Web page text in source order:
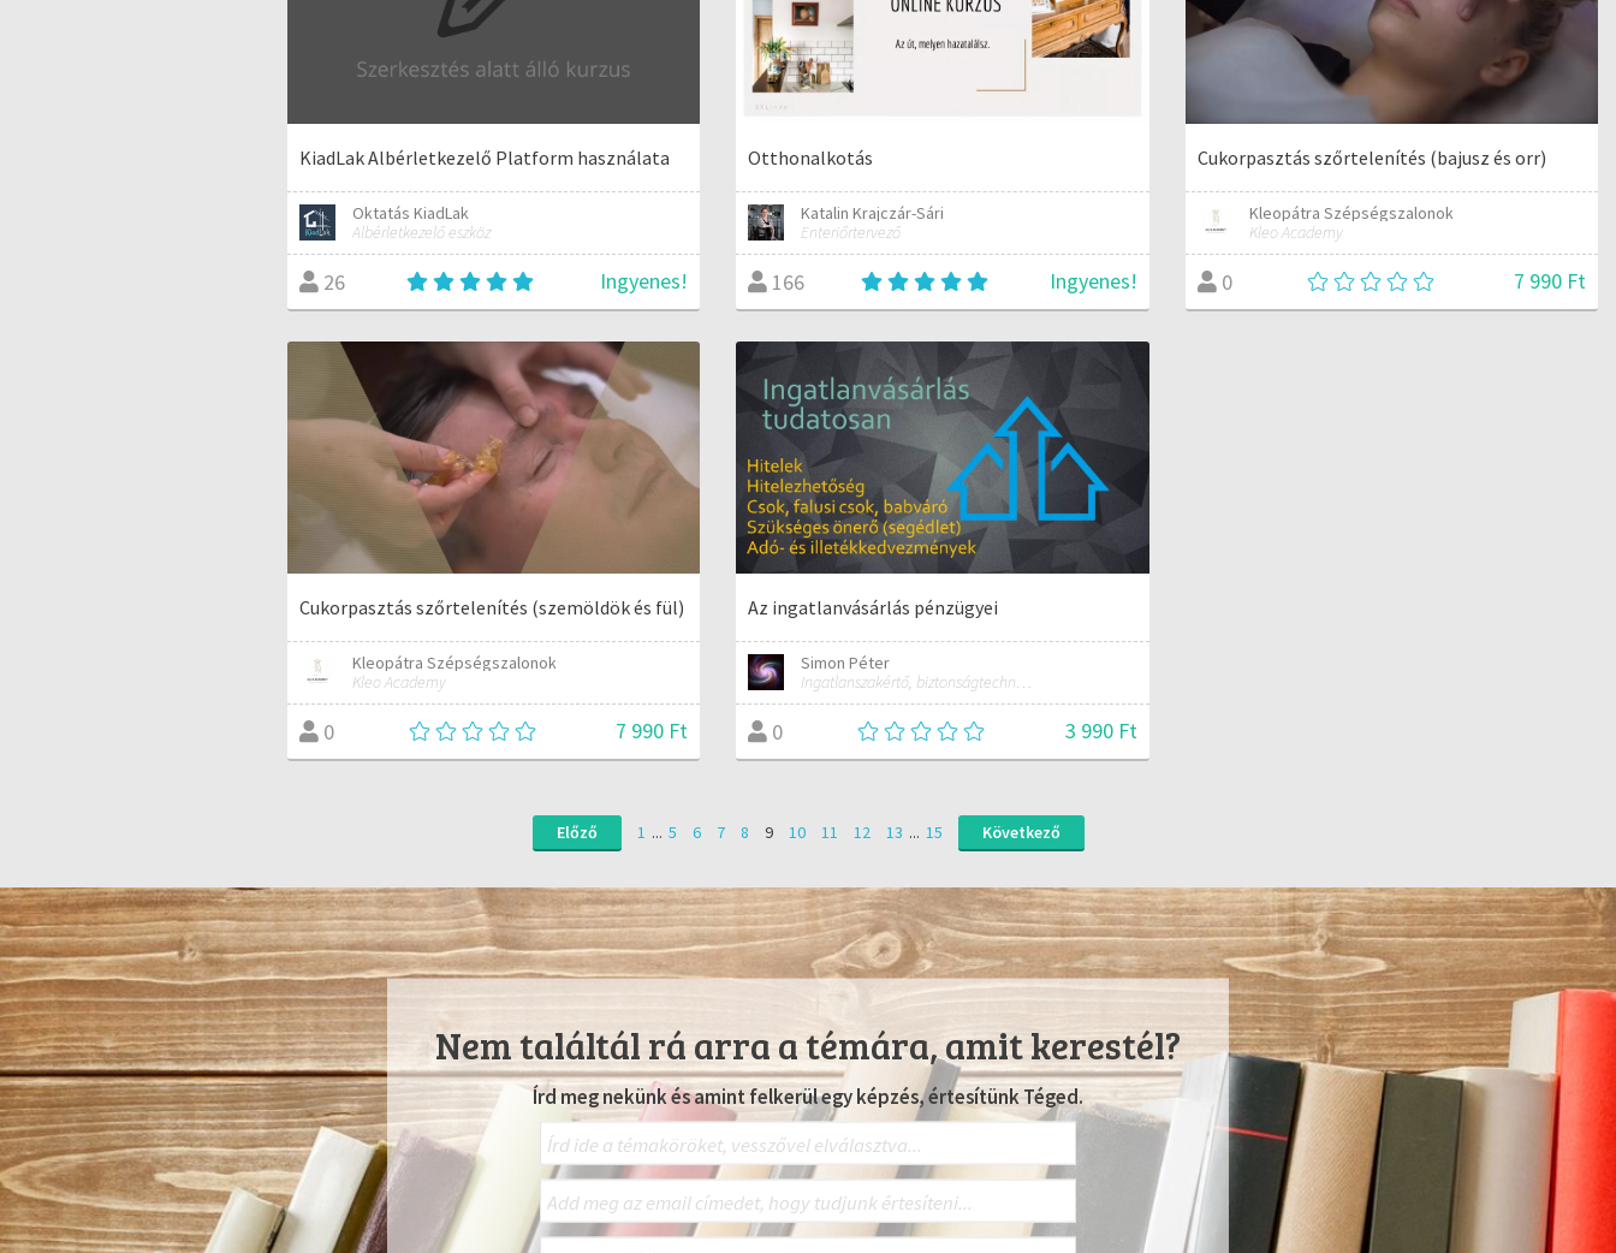
KiadLak Albérletkezelő Platform használata
Oktatás KiadLak
Albérletkezelő eszköz
26 Ingyenes!
Otthonalkotás
Katalin Krajczár-Sári
Enteriőrtervező
166 Ingyenes!
Cukorpasztás szőrtelenítés (bajusz és orr)
Kleopátra Szépségszalonok
Kleo Academy
0 7 990 Ft
Cukorpasztás szőrtelenítés (szemöldök és fül)
Kleopátra Szépségszalonok
Kleo Academy
0 7 990 Ft
Az ingatlanvásárlás pénzügyei
Simon Péter
Ingatlanszakértő, biztonságtechnikai mérnök, tanár
0 3 990 Ft
Előző 1 ... 5 6 7 8 9 10 11 12 13 ... 15 Következő
Nem találtál rá arra a témára, amit kerestél?
Írd meg nekünk és amint felkerül egy képzés, értesítünk Téged.